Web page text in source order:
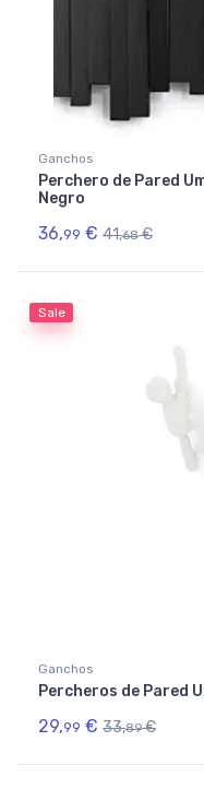
Ganchos
Perchero de Pared
Negro
36,99 € 41,68 €
Sale
Ganchos
Percheros de Pared
29,99 € 33,89 €